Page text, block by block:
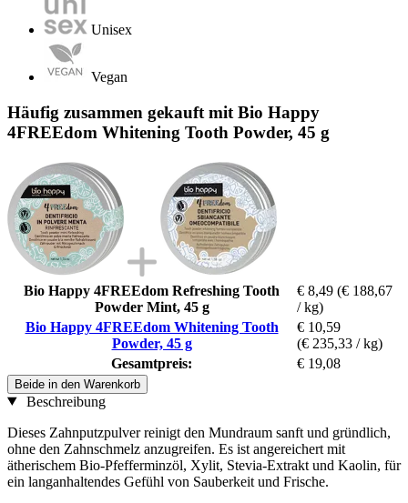
Unisex
Vegan
Häufig zusammen gekauft mit Bio Happy
4FREEdom Whitening Tooth Powder, 45 g
Bio Happy 4FREEdom Refreshing Tooth
Powder Mint, 45 g
€ 8,49 (€ 188,67
/ kg)
Bio Happy 4FREEdom Whitening Tooth
Powder, 45 g
€ 10,59
(€ 235,33 / kg)
Gesamtpreis:
€ 19,08
Beide in den Warenkorb
Beschreibung
Dieses Zahnputzpulver reinigt den Mundraum sanft und gründlich,
ohne den Zahnschmelz anzugreifen. Es ist angereichert mit
ätherischem Bio-Pfefferminzöl, Xylit, Stevia-Extrakt und Kaolin, für
ein langanhaltendes Gefühl von Sauberkeit und Frische.